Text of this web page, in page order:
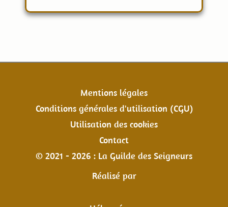
Mentions légales
Conditions générales d'utilisation (CGU)
Utilisation des cookies
Contact
© 2021 - 2026 : La Guilde des Seigneurs
Réalisé par